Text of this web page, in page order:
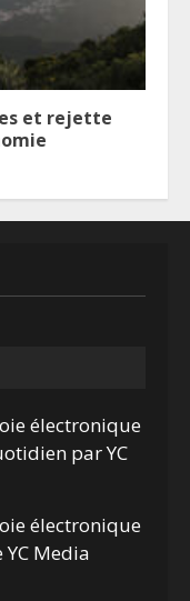
et rejette
électronique
par YC
électronique
Media